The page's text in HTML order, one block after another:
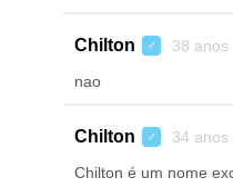
Chilton ♂
38
nao
Chilton ♂
34
Chilton é um nome